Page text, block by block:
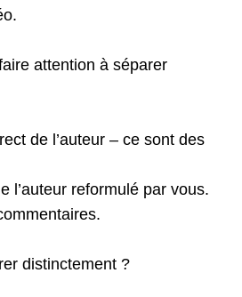
attention à séparer
de l’auteur – ce sont des
l’auteur reformulé par vous.
distinctement ?